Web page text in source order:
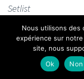
Setlist
Music for the Royal
enregistrement)
Fireman & Dancer
Nous utilisons des
expérience sur
site, nous
Ok
Non